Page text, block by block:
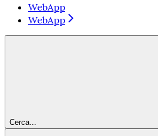
WebApp
WebApp
Cerca...